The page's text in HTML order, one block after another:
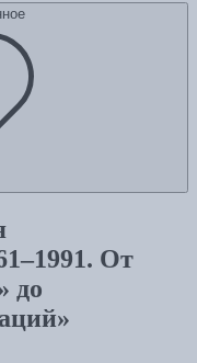
От
до